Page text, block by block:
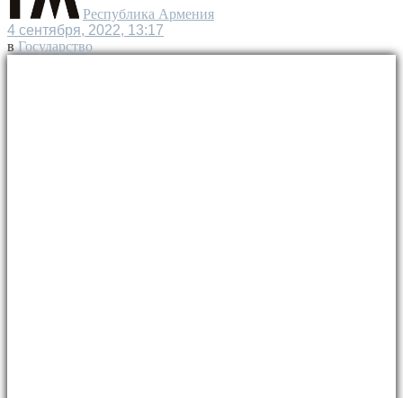
Республика Армения
4 сентября, 2022, 13:17
в Государство